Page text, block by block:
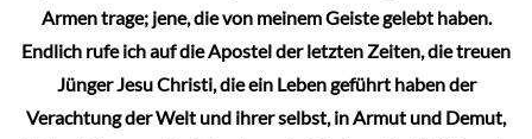
gewählt
werden
Armen trage; jene, die von meinem Geiste gelebt haben.
Endlich rufe ich auf die Apostel der letzten Zeiten, die treuen
Jünger Jesu Christi, die ein Leben geführt haben der
Verachtung der Welt und ihrer selbst, in Armut und Demut,